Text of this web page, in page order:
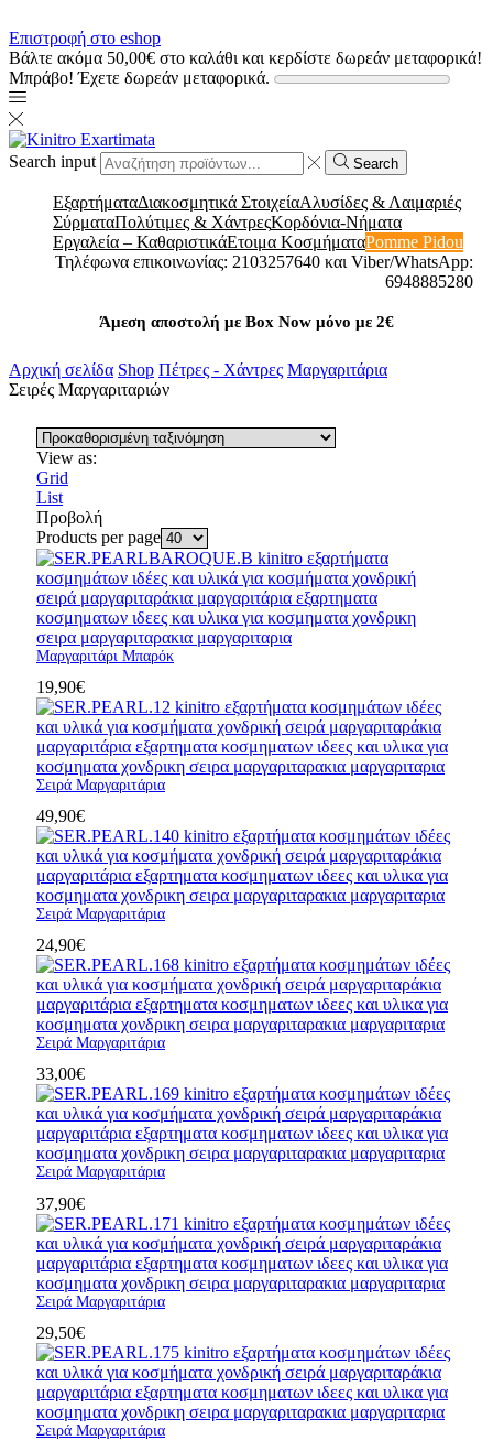
Επιστροφή στο eshop
Βάλτε ακόμα 50,00€ στο καλάθι και κερδίστε δωρεάν μεταφορικά!
Μπράβο! Έχετε δωρεάν μεταφορικά.
Search input Search
ΕξαρτήματαΔιακοσμητικά ΣτοιχείαΑλυσίδες & Λαιμαριές
ΣύρματαΠολύτιμες & ΧάντρεςΚορδόνια-Νήματα
Εργαλεία – ΚαθαριστικάΕτοιμα ΚοσμήματαPomme Pidou
Τηλέφωνα επικοινωνίας: 2103257640 και Viber/WhatsApp:
6948885280
Άμεση αποστολή με Box Now μόνο με 2€
Αρχική σελίδα Shop Πέτρες - Χάντρες Μαργαριτάρια
Σειρές Μαργαριταριών
View as:
Grid
List
Προβολή
Products per page
Μαργαριτάρι Μπαρόκ
19,90€
Σειρά Μαργαριτάρια
49,90€
Σειρά Μαργαριτάρια
24,90€
Σειρά Μαργαριτάρια
33,00€
Σειρά Μαργαριτάρια
37,90€
Σειρά Μαργαριτάρια
29,50€
Σειρά Μαργαριτάρια